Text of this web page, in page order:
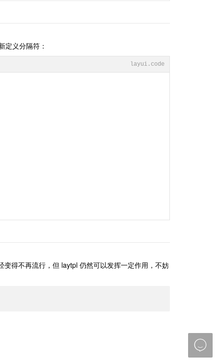
定义分隔符：
layui.code
得不再流行，但 laytpl 仍然可以发挥一定作用，不妨
